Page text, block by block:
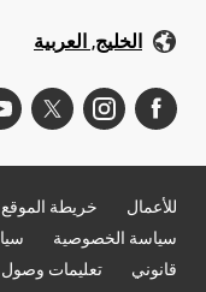
الخليج, العربية
للأعمال خريطة الموقع
سياسة الخصوصية
قانوني
تعليمات وصول